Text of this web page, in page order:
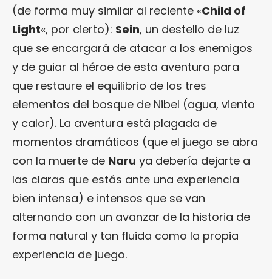
(de forma muy similar al reciente «Child of
Light«, por cierto): Sein, un destello de luz
que se encargará de atacar a los enemigos
y de guiar al héroe de esta aventura para
que restaure el equilibrio de los tres
elementos del bosque de Nibel (agua, viento
y calor). La aventura está plagada de
momentos dramáticos (que el juego se abra
con la muerte de Naru ya debería dejarte a
las claras que estás ante una experiencia
bien intensa) e intensos que se van
alternando con un avanzar de la historia de
forma natural y tan fluida como la propia
experiencia de juego.